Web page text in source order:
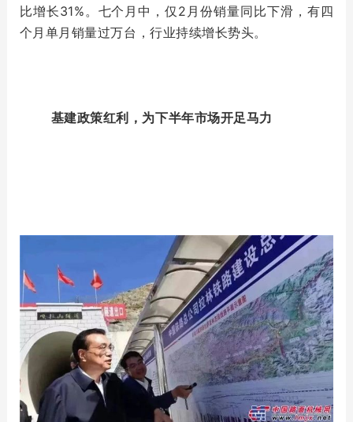
比增长31%。七个月中，仅2月份销量同比下滑，有四
个月单月销量过万台，行业持续增长势头。
基建政策红利，为下半年市场开足马力